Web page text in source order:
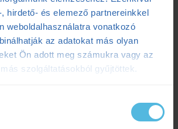
hirdető- és elemező partnereinkkel
weboldalhasználatra vonatkozó
az adatokat más olyan
Ön adott meg számukra vagy az
szolgáltatásokból gyűjtöttek.
István sikeres egyéni teljesítése 2025.05.06.